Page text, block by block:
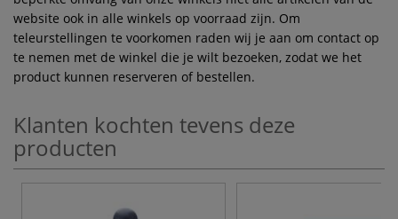
website ook in alle winkels op voorraad zijn. Om
teleurstellingen te voorkomen raden wij je aan om contact op
te nemen met de winkel die je wilt bezoeken, zodat we het
product kunnen reserveren of bestellen.
Klanten kochten tevens deze
producten